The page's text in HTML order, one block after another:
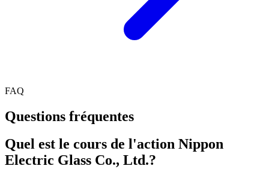
FAQ
Questions fréquentes
Quel est le cours de l'action Nippon
Electric Glass Co., Ltd.?